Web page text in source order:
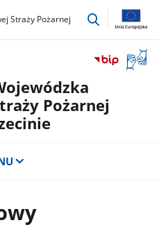
Straży Pożarnej
przejdź
okno
Pożarnej